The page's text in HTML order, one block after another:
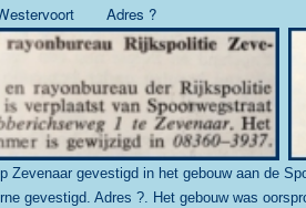
Adres ?
Zevenaar gevestigd in het gebouw aan de
gevestigd. Adres ?. Het gebouw was